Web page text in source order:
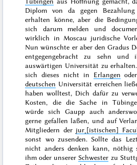
Diplom von da gegen
erhalten könne, aber die
sich darum melden und
wirklich in Moscau juridische
Nun wünschte er aber denGradus
entgegengebracht zu sehn
auswärtigen Universität zu
sich dieses nicht in Erlangen
deutschen Universität erreichen
haben wolltest, Dich dafür zu
Kosten, die die Sache in
würde sich Gaupp auch
gerne gefallen laßen, und auf
Mitgliedern der jur˖[istischen]
sonst wo zusenden. Sollte das
nicht anders denken kann, nöthig
ihm oder unserer Schwester zu